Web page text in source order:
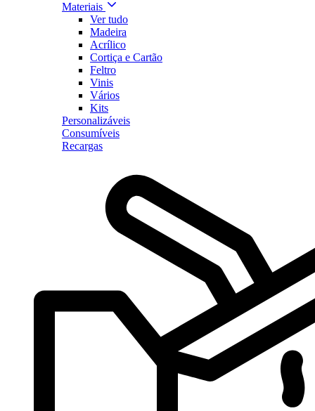
Materiais
Ver tudo
Madeira
Acrílico
Cortiça e Cartão
Feltro
Vinis
Vários
Kits
Personalizáveis
Consumíveis
Recargas